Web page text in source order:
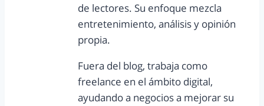
de lectores. Su enfoque mezcla
entretenimiento, análisis y opinión
propia.
Fuera del blog, trabaja como
freelance en el ámbito digital,
ayudando a negocios a mejorar su